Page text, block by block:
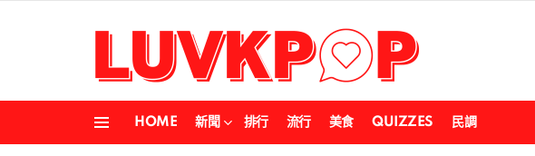
HOME 新聞 排行 流行 美食 QUIZZES 民調